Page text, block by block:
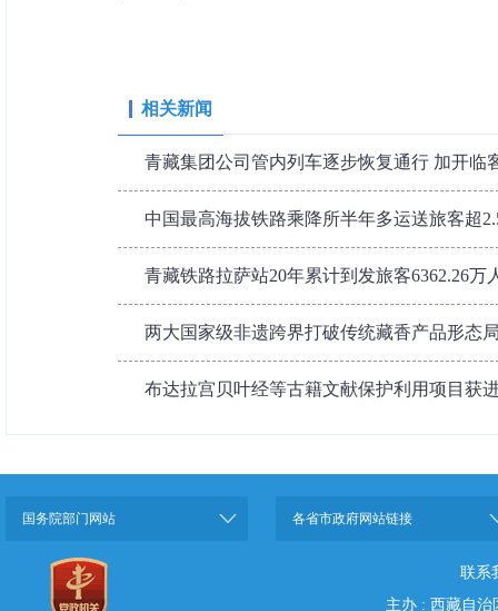
相关新闻
青藏集团公司管内列车逐步恢复通行 加开临
中国最高海拔铁路乘降所半年多运送旅客超
青藏铁路拉萨站20年累计到发旅客6362.26万
两大国家级非遗跨界打破传统藏香产品形态
布达拉宫贝叶经等古籍文献保护利用项目获
国务院部门网站 各省市政府网站链接
联系
主办 : 西藏自治